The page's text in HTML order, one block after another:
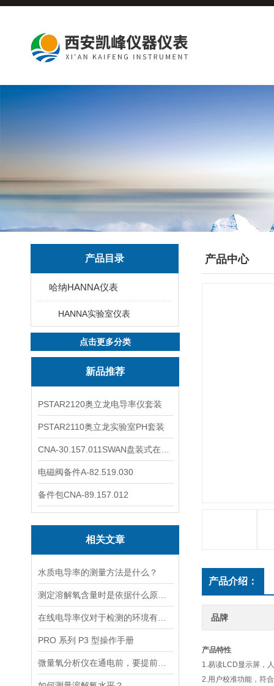
产品目录
哈纳HANNA仪表
HANNA实验室仪表
点击更多分类
新品推荐
PSTAR2120奥立龙电导率仪套装
PSTAR2110奥立龙实验室PH套装
电磁阀备件A-82.519.030
备件包CNA-89.157.012
相关文章
水质电导率的测量方法是什么？
PRO 系列 P3 型操作手册
产品中心
产品介绍：
品牌
产品特性
1.易读LCD显示屏，
2.用户校准功能，符